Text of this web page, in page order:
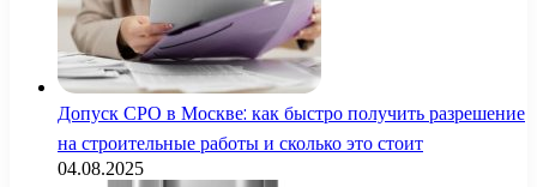
Допуск СРО в Москве: как быстро получить разрешение
на строительные работы и сколько это стоит
04.08.2025